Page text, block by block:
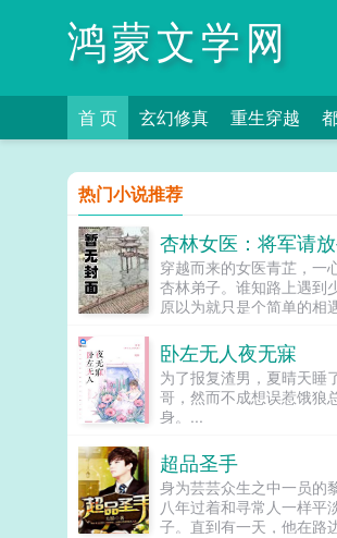
鸿蒙文学网
首 页 玄幻修真 重生穿越
热门小说推荐
杏林女医：将军请
穿越而来的女医青芷，一
杏林弟子。谁知路上遇到
原以为就只是个简单的相
命丧小树林。快把发带还
怒气冲冲，似恼，似急，
要，自己来取。他，勾起
邪，似魅，似迷恋。她则
去，手伸向那邪魅男子的
神医素问？不，她只是众
忧伤青丝带。若干年后，
是令人闻风丧胆的腹黑将
只是众将士眼中的惧内纸
卧左无人夜无寐
为了报复渣男，夏晴天睡
哥，然而不成想误惹饿狼
身。...
超品圣手
身为芸芸众生之中一员的
八年过着和寻常人一样平
子。直到有一天，他在路